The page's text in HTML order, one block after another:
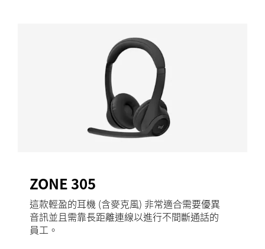
ZONE 305
這款輕盈的耳機 (含麥克風) 非常適合需要優異
音訊並且需靠長距離連線以進行不間斷通話的
員工。